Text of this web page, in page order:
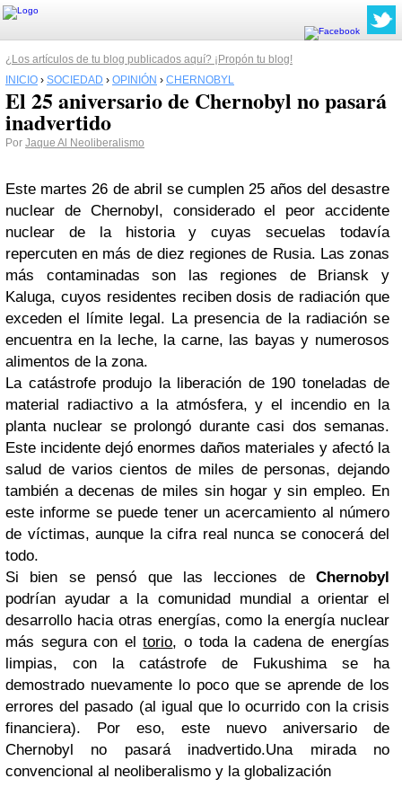
¿Los artículos de tu blog publicados aquí? ¡Propón tu blog!
INICIO › SOCIEDAD › OPINIÓN › CHERNOBYL
El 25 aniversario de Chernobyl no pasará
inadvertido
Por Jaque Al Neoliberalismo
Este martes 26 de abril se cumplen 25 años del desastre
nuclear de Chernobyl, considerado el peor accidente
nuclear de la historia y cuyas secuelas todavía
repercuten en más de diez regiones de Rusia. Las zonas
más contaminadas son las regiones de Briansk y
Kaluga, cuyos residentes reciben dosis de radiación que
exceden el límite legal. La presencia de la radiación se
encuentra en la leche, la carne, las bayas y numerosos
alimentos de la zona.
La catástrofe produjo la liberación de 190 toneladas de
material radiactivo a la atmósfera, y el incendio en la
planta nuclear se prolongó durante casi dos semanas.
Este incidente dejó enormes daños materiales y afectó la
salud de varios cientos de miles de personas, dejando
también a decenas de miles sin hogar y sin empleo. En
este informe se puede tener un acercamiento al número
de víctimas, aunque la cifra real nunca se conocerá del
todo.
Si bien se pensó que las lecciones de Chernobyl
podrían ayudar a la comunidad mundial a orientar el
desarrollo hacia otras energías, como la energía nuclear
más segura con eltorio, o toda la cadena de energías
limpias, con la catástrofe de Fukushima se ha
demostrado nuevamente lo poco que se aprende de los
errores del pasado (al igual que lo ocurrido con la crisis
financiera). Por eso, este nuevo aniversario de
Chernobyl no pasará inadvertido.Una mirada no
convencional al neoliberalismo y la globalización